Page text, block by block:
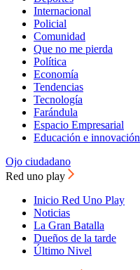
Internacional
Policial
Comunidad
Que no me pierda
Política
Economía
Tendencias
Tecnología
Farándula
Espacio Empresarial
Educación e innovación
Ojo ciudadano
Red uno play
Inicio Red Uno Play
Noticias
La Gran Batalla
Dueños de la tarde
Último Nivel